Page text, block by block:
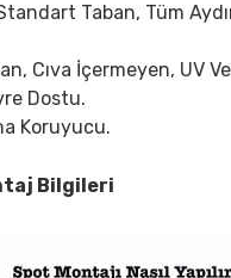
Taban, Tüm
Cıva İçermeyen, UV
Dostu.
Koruyucu.
Bilgileri